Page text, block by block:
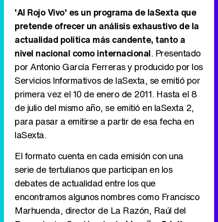
Tráiler en catalán de 'Ravalear', la nueva serie de HBO Max sobre los fondos buitre
'Al Rojo Vivo' es un programa de laSexta que
pretende ofrecer un análisis exhaustivo de la
actualidad política más candente, tanto a
nivel nacional como internacional. Presentado
por Antonio García Ferreras y producido por los
Servicios Informativos de laSexta, se emitió por
primera vez el 10 de enero de 2011. Hasta el 8
de julio del mismo año, se emitió en laSexta 2,
para pasar a emitirse a partir de esa fecha en
laSexta.
El formato cuenta en cada emisión con una
serie de tertulianos que participan en los
debates de actualidad entre los que
encontramos algunos nombres como Francisco
Marhuenda, director de La Razón, Raúl del